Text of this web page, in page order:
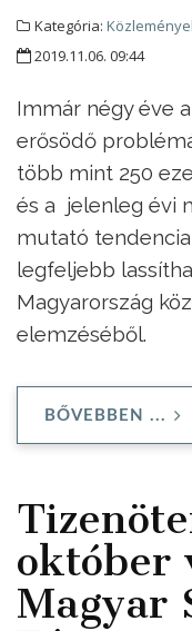
Kategória:
2019.11.06. 09:44
Immár négy éve
erősödő
több mint 250
és a jelenleg évi
mutató
legfeljebb
Magyarország
elemzéséből.
BŐVEBBEN ...
október
Magyar